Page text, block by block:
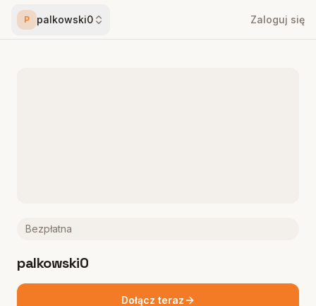
P palkowski0 Zaloguj się
Bezpłatna
palkowski0
Dołącz teraz